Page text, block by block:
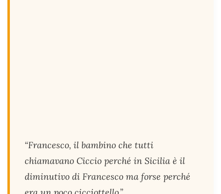
“Francesco, il bambino che tutti
chiamavano Ciccio perché in Sicilia è il
diminutivo di Francesco ma forse perché